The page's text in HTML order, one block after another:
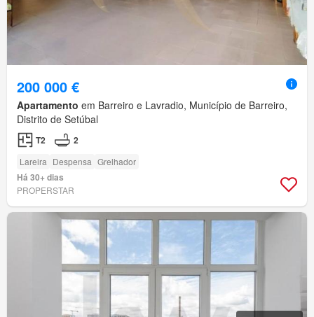
200 000 €
Apartamento em Barreiro e Lavradio, Município de Barreiro,
Distrito de Setúbal
T2 2
Lareira Despensa Grelhador
Há 30+ dias
PROPERSTAR